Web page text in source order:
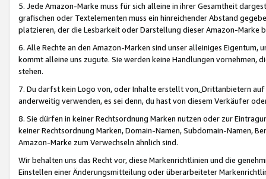
5. Jede Amazon-Marke muss für sich alleine in ihrer Gesamtheit
grafischen oder Textelementen muss ein hinreichender Abstand
platzieren, der die Lesbarkeit oder Darstellung dieser Amazon-Marke
6. Alle Rechte an den Amazon-Marken sind unser alleiniges
kommt alleine uns zugute. Sie werden keine Handlungen vornehmen,
stehen.
7. Du darfst kein Logo von, oder Inhalte erstellt von,Drittanbietern auf
anderweitig verwenden, es sei denn, du hast von diesem Verkäufer
8. Sie dürfen in keiner Rechtsordnung Marken nutzen oder zur
keiner Rechtsordnung Marken, Domain-Namen, Subdomain-Namen,
Amazon-Marke zum Verwechseln ähnlich sind.
Wir behalten uns das Recht vor, diese Markenrichtlinien und die
Einstellen einer Änderungsmitteilung oder überarbeiteter